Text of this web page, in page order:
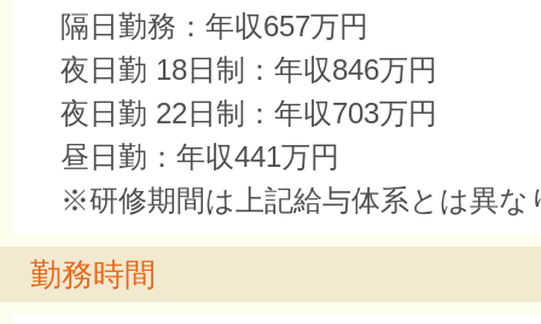
隔日勤務：年収657万円
夜日勤 18日制：年収846万円
夜日勤 22日制：年収703万円
昼日勤：年収441万円
※研修期間は上記給与体系とは異な
勤務時間